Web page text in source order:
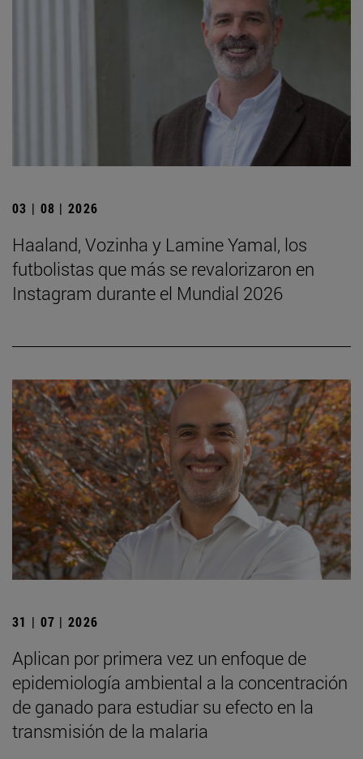
03 | 08 | 2026
Haaland, Vozinha y Lamine Yamal, los
futbolistas que más se revalorizaron en
Instagram durante el Mundial 2026
31 | 07 | 2026
Aplican por primera vez un enfoque de
epidemiología ambiental a la concentración
de ganado para estudiar su efecto en la
transmisión de la malaria